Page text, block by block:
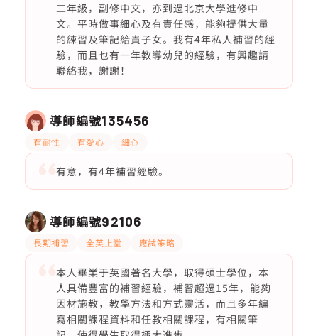
二年級，副修中文，亦到過北京大學進修中
文。平時做事細心及有責任感，能夠提供大量
的練習及筆記給貴子女。我有4年私人補習的經
驗，而且也有一年教導幼兒的經驗，有興趣請
聯絡我，謝謝！
導師編號135456
有耐性 有愛心 細心
有意，有4年補習經驗。
導師編號92106
長期補習 全英上堂 應試策略
本人畢業于英國著名大學，取得碩士學位，本
人具備豐富的補習經驗，補習超過15年，能夠
因材施教，教學方法和方式靈活，而且多年編
寫相關課程資料和任教相關課程，有相關筆